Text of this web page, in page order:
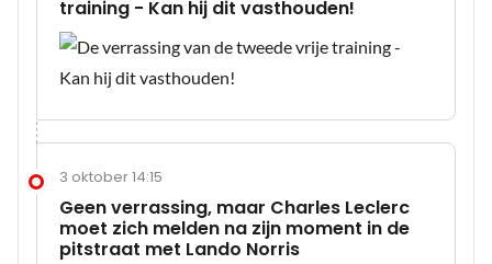
training - Kan hij dit vasthouden!
3 oktober 14:15
Geen verrassing, maar Charles Leclerc
moet zich melden na zijn moment in de
pitstraat met Lando Norris